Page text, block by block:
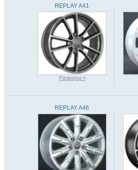
REPLAY A41
Размеры »
REPLAY A46